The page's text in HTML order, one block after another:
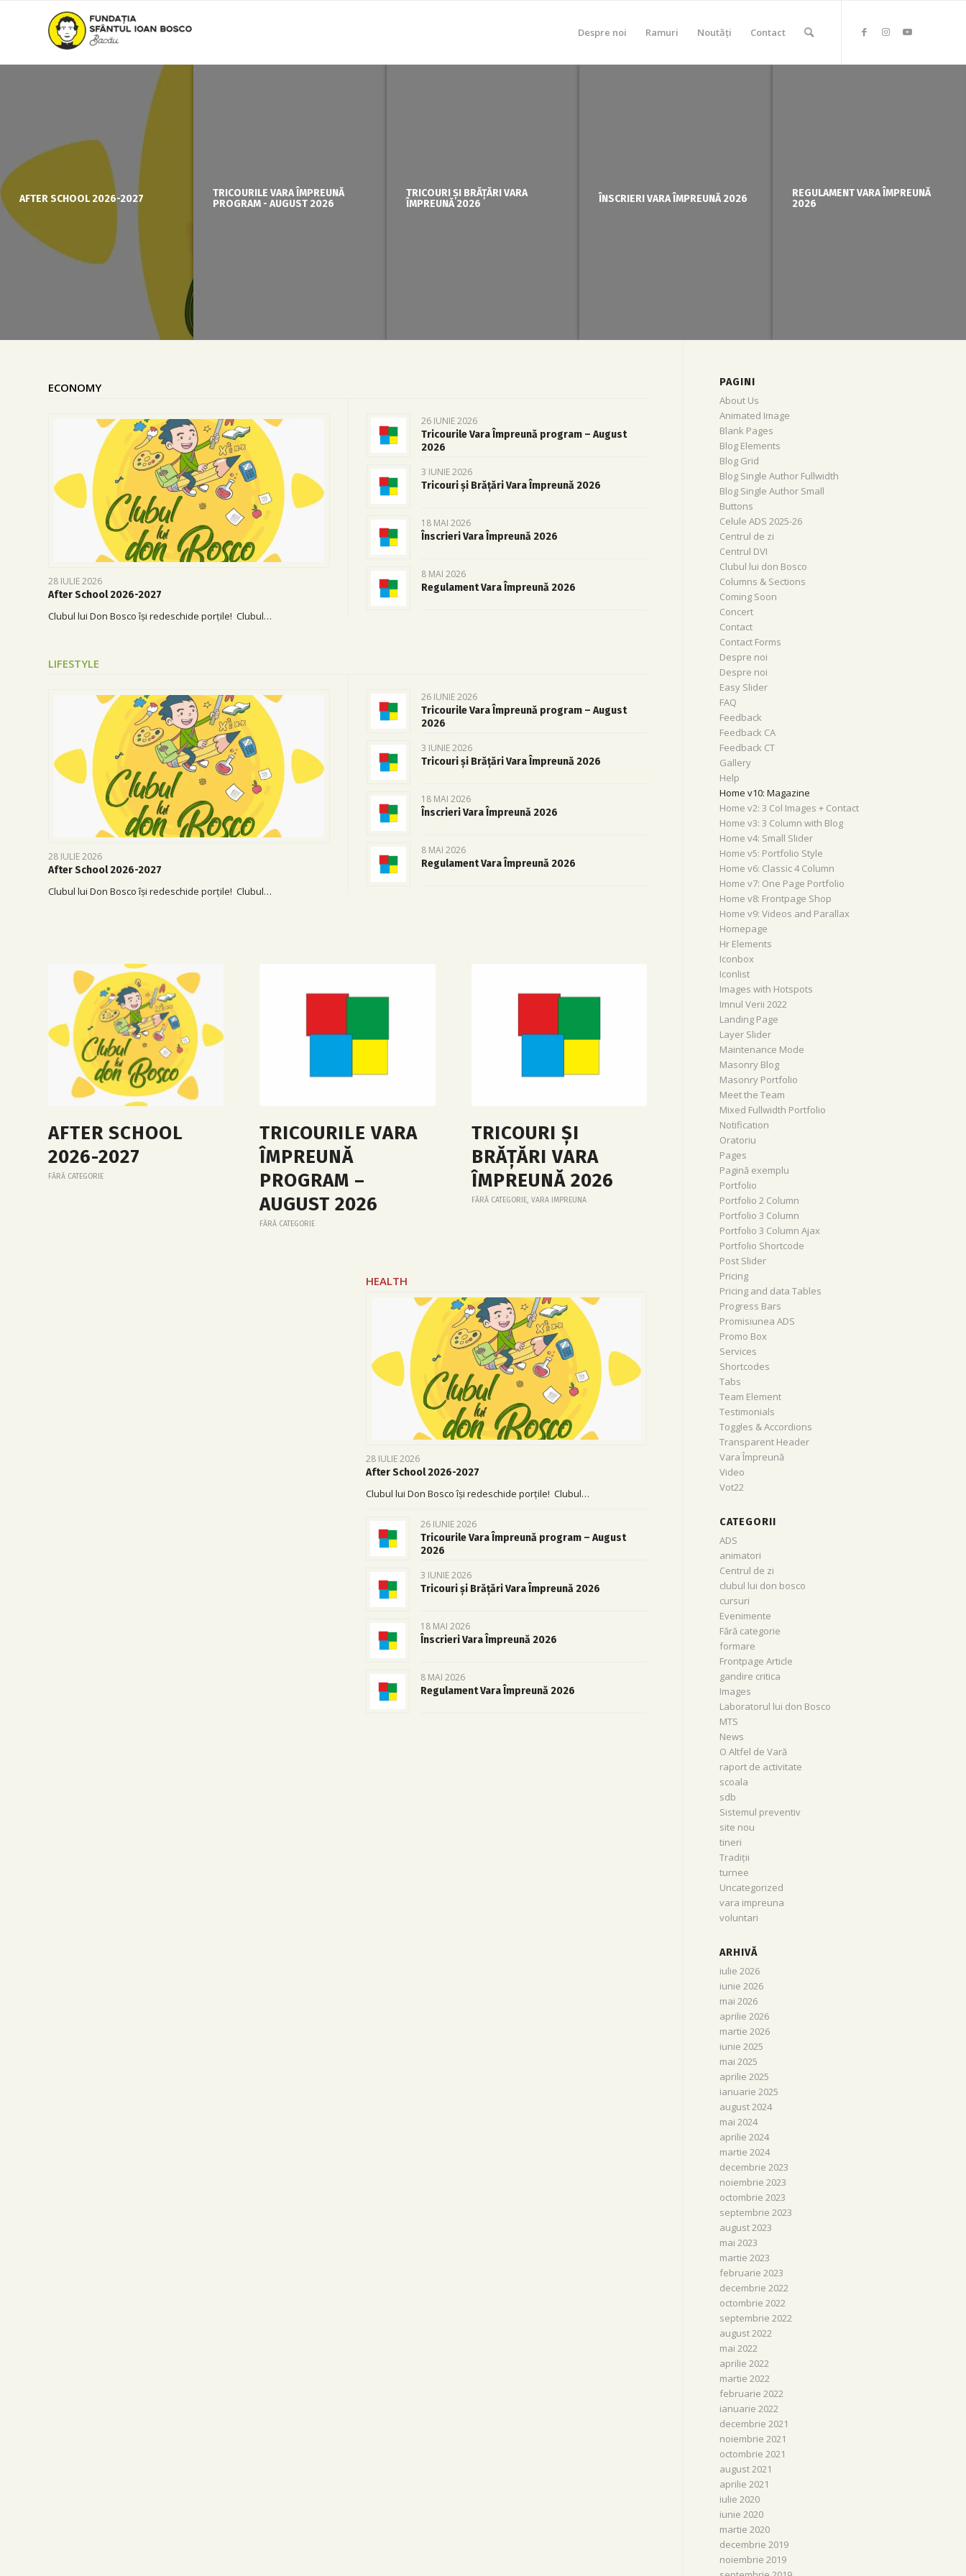
Despre noi Ramuri Noutăți Contact
AFTER SCHOOL 2026-2027
TRICOURILE VARA ÎMPREUNĂ
PROGRAM - AUGUST 2026
TRICOURI ȘI BRĂȚĂRI VARA
ÎMPREUNĂ 2026ÎNSCRIERI VARA
ECONOMY
28 IULIE 2026
After School 2026-2027
Clubul lui Don Bosco își redeschide porțile! Clubul…
26 IUNIE 2026
Tricourile Vara Împreună program – August
2026
3 IUNIE 2026
Tricouri și Brățări Vara Împreună 2026
18 MAI 2026
Înscrieri Vara Împreună 2026
8 MAI 2026
Regulament Vara Împreună 2026
LIFESTYLE
28 IULIE 2026
After School 2026-2027
Clubul lui Don Bosco își redeschide porțile! Clubul…
26 IUNIE 2026
Tricourile Vara Împreună program – August
2026
3 IUNIE 2026
Tricouri și Brățări Vara Împreună 2026
18 MAI 2026
Înscrieri Vara Împreună 2026
8 MAI 2026
Regulament Vara Împreună 2026
AFTER SCHOOL
2026-2027
FĂRĂ CATEGORIE
TRICOURILE VARA
ÎMPREUNĂ
PROGRAM –
AUGUST 2026
FĂRĂ CATEGORIE
TRICOURI ȘI
BRĂȚĂRI VARA
ÎMPREUNĂ 2026
FĂRĂ CATEGORIE, VARA IMPREUNA
HEALTH
28 IULIE 2026
After School 2026-2027
Clubul lui Don Bosco își redeschide porțile! Clubul…
26 IUNIE 2026
Tricourile Vara Împreună program – August
2026
3 IUNIE 2026
Tricouri și Brățări Vara Împreună 2026
18 MAI 2026
Înscrieri Vara Împreună 2026
8 MAI 2026
Regulament Vara Împreună 2026
PAGINI
About Us
Animated Image
Blank Pages
Blog Elements
Blog Grid
Blog Single Author Fullwidth
Blog Single Author Small
Buttons
Celule ADS 2025-26
Centrul de zi
Centrul DVI
Clubul lui don Bosco
Columns & Sections
Coming Soon
Concert
Contact
Contact Forms
Despre noi
Despre noi
Easy Slider
FAQ
Feedback
Feedback CA
Feedback CT
Gallery
Help
Home v10: Magazine
Home v2: 3 Col Images + Contact
Home v3: 3 Column with Blog
Home v4: Small Slider
Home v5: Portfolio Style
Home v6: Classic 4 Column
Home v7: One Page Portfolio
Home v8: Frontpage Shop
Home v9: Videos and Parallax
Homepage
Hr Elements
Iconbox
Iconlist
Images with Hotspots
Imnul Verii 2022
Landing Page
Layer Slider
Maintenance Mode
Masonry Blog
Masonry Portfolio
Meet the Team
Mixed Fullwidth Portfolio
Notification
Oratoriu
Pages
Pagină exemplu
Portfolio
Portfolio 2 Column
Portfolio 3 Column
Portfolio 3 Column Ajax
Portfolio Shortcode
Post Slider
Pricing
Pricing and data Tables
Progress Bars
Promisiunea ADS
Promo Box
Services
Shortcodes
Tabs
Team Element
Testimonials
Toggles & Accordions
Transparent Header
Vara Împreună
Video
Vot22
CATEGORII
ADS
animatori
Centrul de zi
clubul lui don bosco
cursuri
Evenimente
Fără categorie
formare
Frontpage Article
gandire critica
Images
Laboratorul lui don Bosco
MTS
News
O Altfel de Vară
raport de activitate
scoala
sdb
Sistemul preventiv
site nou
tineri
Tradiții
turnee
Uncategorized
vara impreuna
voluntari
ARHIVĂ
iulie 2026
iunie 2026
mai 2026
aprilie 2026
martie 2026
iunie 2025
mai 2025
aprilie 2025
ianuarie 2025
august 2024
mai 2024
aprilie 2024
martie 2024
decembrie 2023
noiembrie 2023
octombrie 2023
septembrie 2023
august 2023
mai 2023
martie 2023
februarie 2023
decembrie 2022
octombrie 2022
septembrie 2022
august 2022
mai 2022
aprilie 2022
martie 2022
februarie 2022
ianuarie 2022
decembrie 2021
noiembrie 2021
octombrie 2021
august 2021
aprilie 2021
iulie 2020
iunie 2020
martie 2020
decembrie 2019
noiembrie 2019